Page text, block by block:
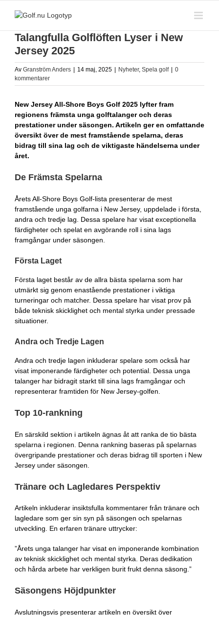
Talangfulla Golflöften Lyser i New
Jersey 2025
Av Granström Anders 14 maj, 2025 Nyheter, Spela golf
0
kommentarer
New Jersey All-Shore Boys Golf 2025 lyfter fram
regionens främsta unga golftalanger och deras
prestationer under säsongen. Artikeln ger en omfattande
översikt över de mest framstående spelarna, deras
bidrag till sina lag och de viktigaste händelserna under
året.
De Främsta Spelarna
Årets All-Shore Boys Golf-lista presenterar de mest
framstående unga golfarna i New Jersey, uppdelade i första,
andra och tredje lag. Dessa spelare har visat exceptionella
färdigheter och spelat en avgörande roll i sina lags
framgångar under säsongen.
Första Laget
Första laget består av de allra bästa spelarna som har
utmärkt sig genom enastående prestationer i viktiga
turneringar och matcher. Dessa spelare har visat prov på
både teknisk skicklighet och mental styrka under pressade
situationer.
Andra och Tredje Lagen
Andra och tredje lagen inkluderar spelare som också har
visat imponerande färdigheter och potential. Dessa unga
talanger har bidragit starkt till sina lags framgångar och
representerar framtiden för New Jersey-golfen.
Top 10-rankning
En särskild sektion i artikeln ägnas åt att ranka de tio bästa
spelarna i regionen. Denna rankning baseras på spelarnas
övergripande prestationer och deras bidrag till sporten i New
Jersey under säsongen.
Tränare och Lagledares Perspektiv
Artikeln inkluderar insiktsfulla kommentarer från tränare och
lagledare som ger sin syn på säsongen och spelarnas
utveckling. En erfaren tränare uttrycker:
”Årets unga talanger har visat en imponerande kombination
av teknisk skicklighet och mental styrka. Deras dedikation
och hårda arbete har verkligen burit frukt denna säsong.”
Säsongens Höjdpunkter
Avslutningsvis presenterar artikeln en översikt över